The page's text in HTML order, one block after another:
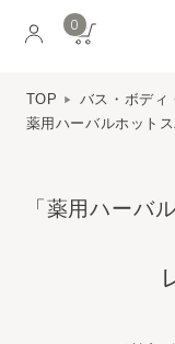
0
TOP
バス・ボディ
薬用ハーバルホット
「薬用ハーバ